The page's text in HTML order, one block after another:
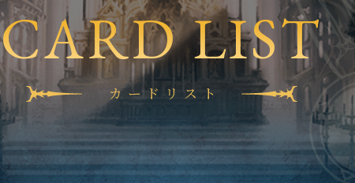
CARD LIST
カードリスト